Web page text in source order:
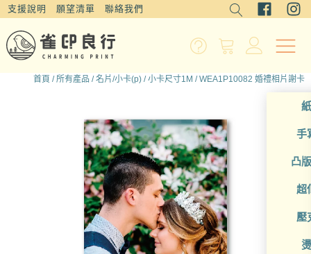
支援說明 願望清單 聯絡我們
手
凸
超
壓
首頁 /所有產品 /名片/小卡(p) /小卡尺寸1M / WEA1P10082 婚禮相片謝卡